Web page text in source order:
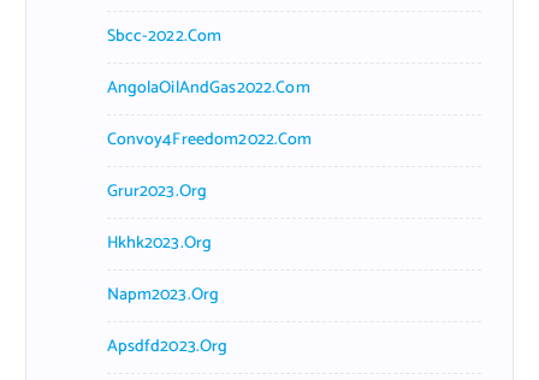
Sbcc-2022.com
AngolaOilAndGas2022.com
Convoy4Freedom2022.com
Grur2023.org
Hkhk2023.org
Napm2023.org
Apsdfd2023.org